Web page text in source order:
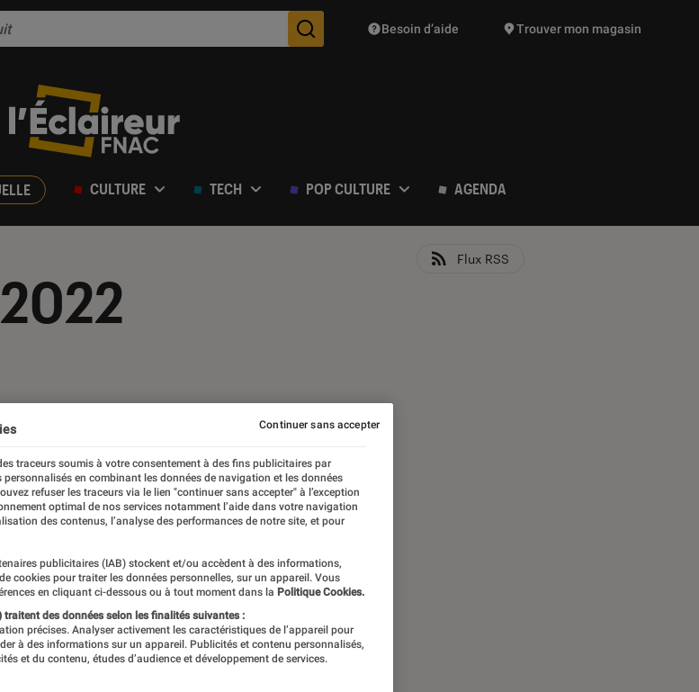
Des suggestions de produits vont vous être proposées
Besoin d’aide Trouver mon magasin
CULTURE TECH POP CULTURE AGENDA
Flux RSS
traceurs soumis à votre consentement à des fins publicitaires par
en combinant les données de navigation et les données
refuser les traceurs via le lien "continuer sans accepter" à l’exception
optimal de nos services notamment l’aide dans votre navigation
des contenus, l’analyse des performances de notre site, et pour
publicitaires (IAB) stockent et/ou accèdent à des informations,
cookies pour traiter les données personnelles, sur un appareil. Vous
en cliquant ci-dessous ou à tout moment dans la Politique Cookies.
des données selon les finalités suivantes :
précises. Analyser activement les caractéristiques de l’appareil pour
à des informations sur un appareil. Publicités et contenu personnalisés,
et du contenu, études d’audience et développement de services.
Continuer sans accepter